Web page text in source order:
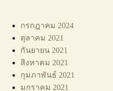
กรกฎาคม 2024
ตุลาคม 2021
กันยายน 2021
สิงหาคม 2021
กุมภาพันธ์ 2021
มกราคม 2021